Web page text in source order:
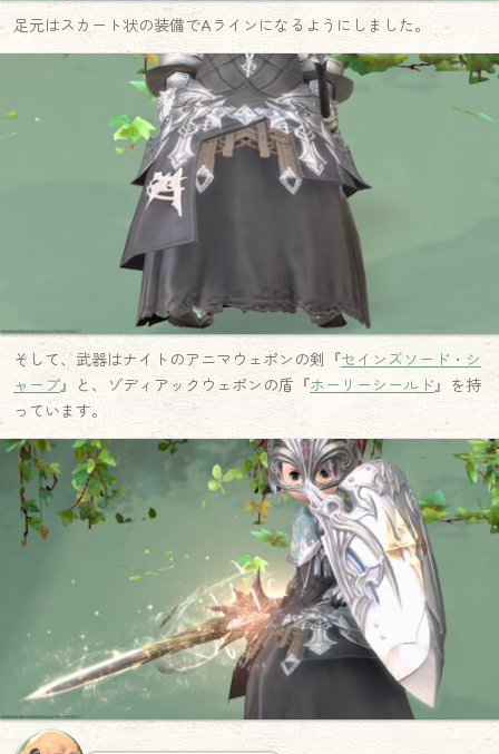
足元はスカート状の装備でAラインになるようにしました。
そして、武器はナイトのアニマウェポンの剣『セインズソード・シ
ャープ』と、ゾディアックウェポンの盾『ホーリーシールド』を持
っています。